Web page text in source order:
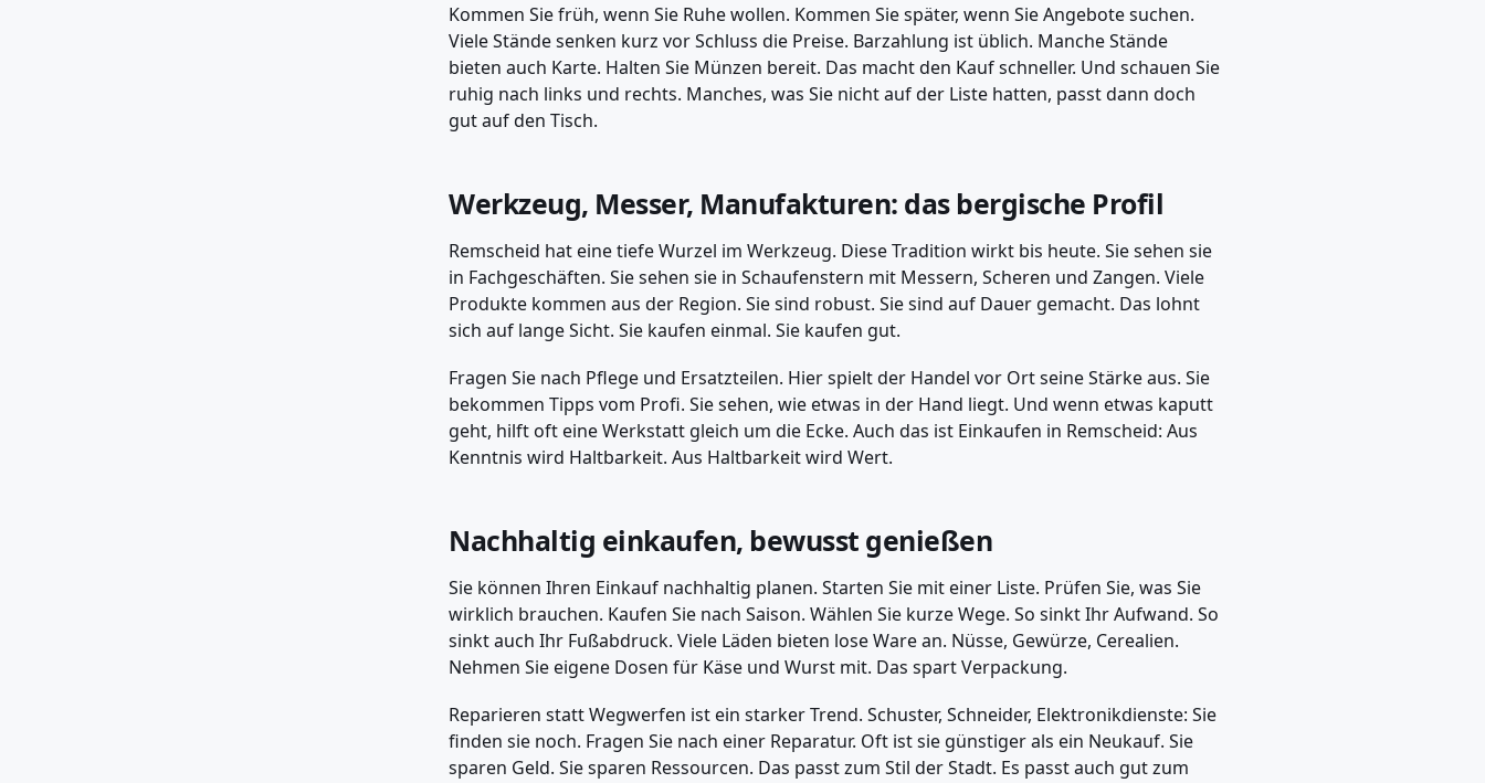
Kommen Sie früh, wenn Sie Ruhe wollen. Kommen Sie später, wenn Sie Angebote suchen.
Viele Stände senken kurz vor Schluss die Preise. Barzahlung ist üblich. Manche Stände
bieten auch Karte. Halten Sie Münzen bereit. Das macht den Kauf schneller. Und schauen Sie
ruhig nach links und rechts. Manches, was Sie nicht auf der Liste hatten, passt dann doch
gut auf den Tisch.
Werkzeug, Messer, Manufakturen: das bergische Profil
Remscheid hat eine tiefe Wurzel im Werkzeug. Diese Tradition wirkt bis heute. Sie sehen sie
in Fachgeschäften. Sie sehen sie in Schaufenstern mit Messern, Scheren und Zangen. Viele
Produkte kommen aus der Region. Sie sind robust. Sie sind auf Dauer gemacht. Das lohnt
sich auf lange Sicht. Sie kaufen einmal. Sie kaufen gut.
Fragen Sie nach Pflege und Ersatzteilen. Hier spielt der Handel vor Ort seine Stärke aus. Sie
bekommen Tipps vom Profi. Sie sehen, wie etwas in der Hand liegt. Und wenn etwas kaputt
geht, hilft oft eine Werkstatt gleich um die Ecke. Auch das ist Einkaufen in Remscheid: Aus
Kenntnis wird Haltbarkeit. Aus Haltbarkeit wird Wert.
Nachhaltig einkaufen, bewusst genießen
Sie können Ihren Einkauf nachhaltig planen. Starten Sie mit einer Liste. Prüfen Sie, was Sie
wirklich brauchen. Kaufen Sie nach Saison. Wählen Sie kurze Wege. So sinkt Ihr Aufwand. So
sinkt auch Ihr Fußabdruck. Viele Läden bieten lose Ware an. Nüsse, Gewürze, Cerealien.
Nehmen Sie eigene Dosen für Käse und Wurst mit. Das spart Verpackung.
Reparieren statt Wegwerfen ist ein starker Trend. Schuster, Schneider, Elektronikdienste: Sie
finden sie noch. Fragen Sie nach einer Reparatur. Oft ist sie günstiger als ein Neukauf. Sie
sparen Geld. Sie sparen Ressourcen. Das passt zum Stil der Stadt. Es passt auch gut zum